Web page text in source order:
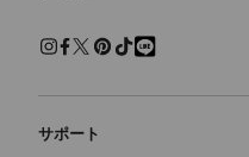
サポート